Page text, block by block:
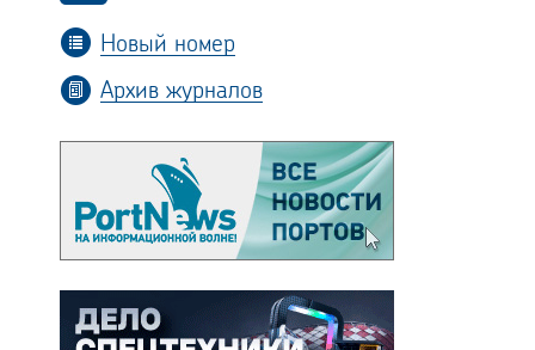
Новый номер
Архив журналов